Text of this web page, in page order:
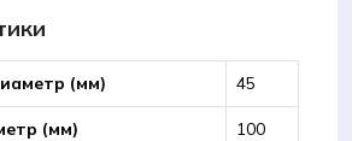
(мм) 45
(мм) 100